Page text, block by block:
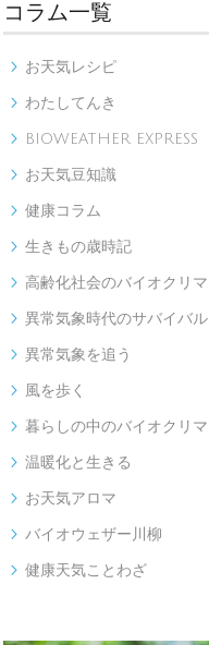
コラム一覧
 お天気レシピ
 わたしてんき
 BIOWEATHER EXPRESS
 お天気豆知識
 健康コラム
 生きもの歳時記
 高齢化社会のバイオクリマ
 異常気象時代のサバイバル
 異常気象を追う
 風を歩く
 暮らしの中のバイオクリマ
 温暖化と生きる
 お天気アロマ
 バイオウェザー川柳
 健康天気ことわざ